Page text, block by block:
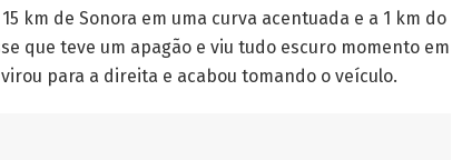
km de Sonora em uma curva acentuada e a 1 km do
que teve um apagão e viu tudo escuro momento em
para a direita e acabou tomando o veículo.